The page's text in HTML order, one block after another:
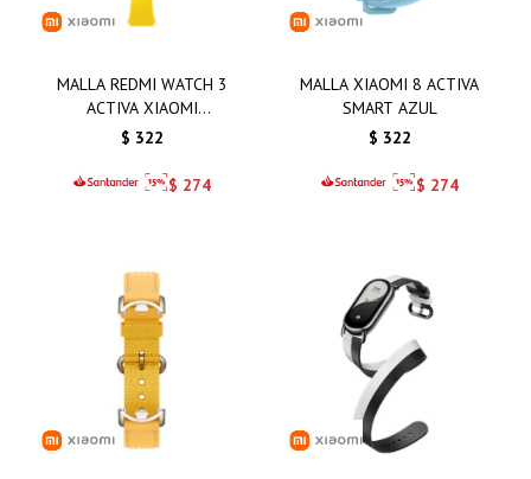
MALLA REDMI WATCH 3
ACTIVA XIAOMI
AMARILLO
$ 322
$ 274
MALLA XIAOMI 8 ACTIVA
SMART AZUL
$ 322
$ 274